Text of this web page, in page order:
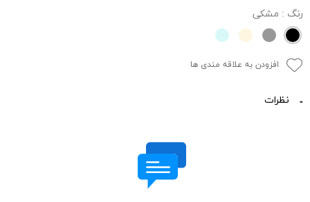
رنگ : مشکی
افزودن به علاقه مندی ها
نظرات